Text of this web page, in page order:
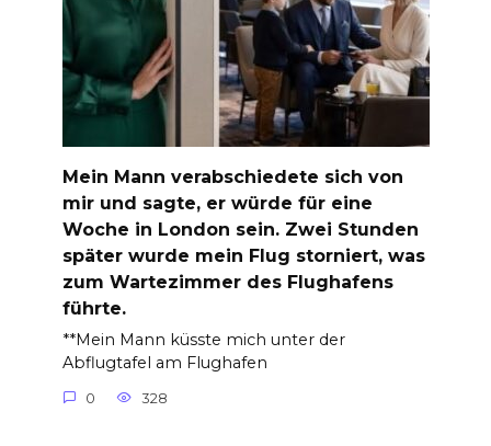
Mein Mann verabschiedete sich von
mir und sagte, er würde für eine
Woche in London sein. Zwei Stunden
später wurde mein Flug storniert, was
zum Wartezimmer des Flughafens
führte.
**Mein Mann küsste mich unter der
Abflugtafel am Flughafen
0 328